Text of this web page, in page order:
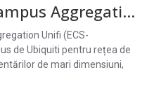
Switch Enterprise Campus Aggregation Unifi, 48 Porturi SFP 6 Porturi QSFP Etherlighting™ 1.8Tbps Layer3, ECS-Aggregation
Unifi (ECS-
de Ubiquiti pentru rețea de
de mari dimensiuni,